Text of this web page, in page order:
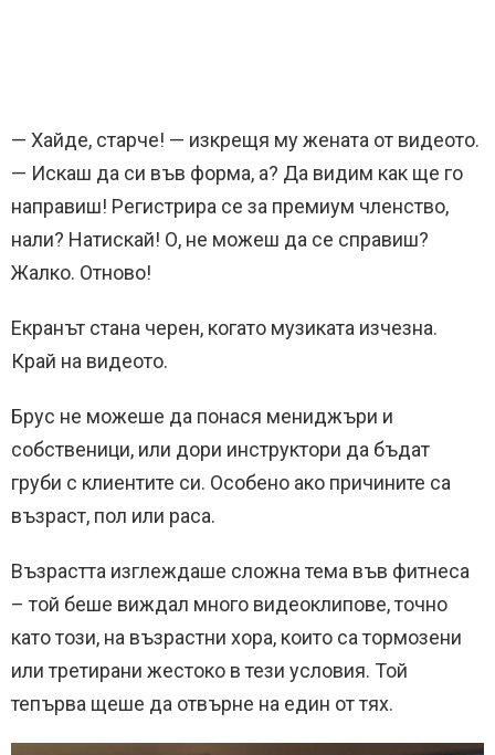
— Хайде, старче! — изкрещя му жената от видеото.
— Искаш да си във форма, а? Да видим как ще го
направиш! Регистрира се за премиум членство,
нали? Натискай! О, не можеш да се справиш?
Жалко. Отново!
Екранът стана черен, когато музиката изчезна.
Край на видеото.
Брус не можеше да понася мениджъри и
собственици, или дори инструктори да бъдат
груби с клиентите си. Особено ако причините са
възраст, пол или раса.
Възрастта изглеждаше сложна тема във фитнеса
– той беше виждал много видеоклипове, точно
като този, на възрастни хора, които са тормозени
или третирани жестоко в тези условия. Той
тепърва щеше да отвърне на един от тях.